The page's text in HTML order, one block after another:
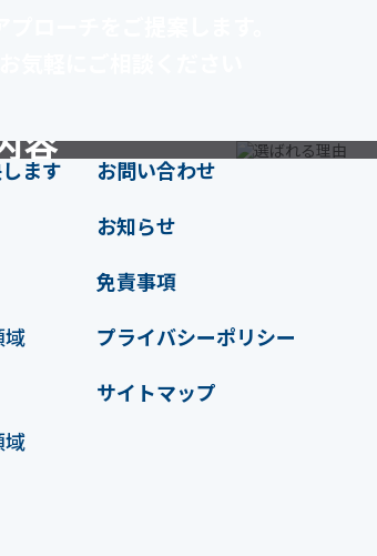
容
ます
域
域
お問い合わせ
お知らせ
免責事項
プライバシーポリシー
サイトマップ